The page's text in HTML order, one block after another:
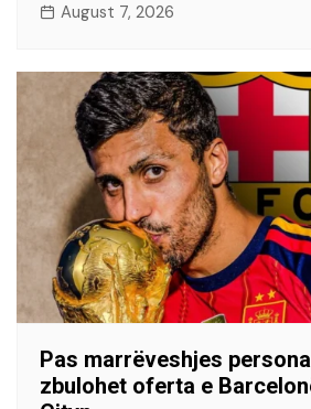
August 7, 2026
Pas marrëveshjes
zbulohet oferta e